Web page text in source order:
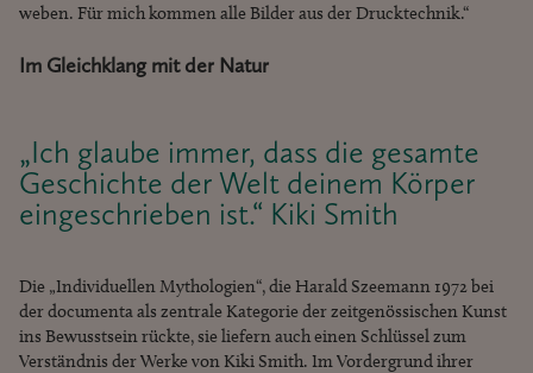
weben. Für mich kommen alle Bilder aus der Drucktechnik.“
Im Gleichklang mit der Natur
„Ich glaube immer, dass die gesamte
Geschichte der Welt deinem Körper
eingeschrieben ist.“ Kiki Smith
Die „Individuellen Mythologien“, die Harald Szeemann 1972 bei
der documenta als zentrale Kategorie der zeitgenössischen Kunst
ins Bewusstsein rückte, sie liefern auch einen Schlüssel zum
Verständnis der Werke von Kiki Smith. Im Vordergrund ihrer